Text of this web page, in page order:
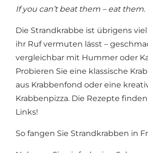
If you can’t beat them – eat them.
Die Strandkrabbe ist übrigens
ihr Ruf vermuten lässt –
vergleichbar mit Hummer oder
Probieren Sie eine klassische
aus Krabbenfond oder eine
Krabbenpizza. Die Rezepte
Links!
So fangen Sie Strandkrabben in